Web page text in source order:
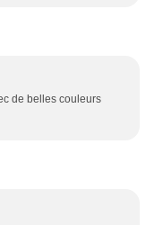
de belles couleurs